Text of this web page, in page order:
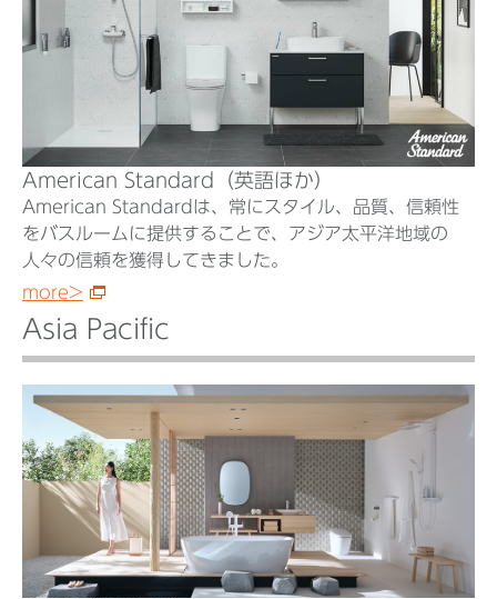
American Standard（英語ほか）
American Standardは、常にスタイル、品質、信頼性
をバスルームに提供することで、アジア太平洋地域の
人々の信頼を獲得してきました。
more>
Asia Pacific